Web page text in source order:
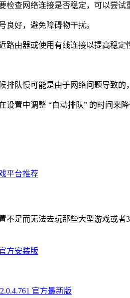
查网络连接是否稳定，可以尝试
好，避免障碍物干扰。
由器或使用有线连接以提高稳定
队慢可能是由于网络问题导致的
设置中调整 “自动排队” 的时间来降
不足而无法去玩那些大型游戏或